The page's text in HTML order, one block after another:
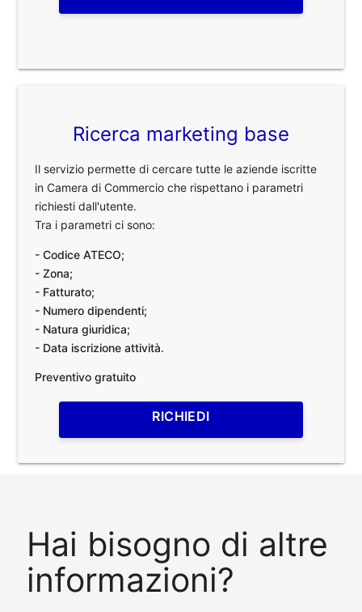
Ricerca marketing base
Il servizio permette di cercare tutte le aziende iscritte
in Camera di Commercio che rispettano i parametri
richiesti dall'utente.
Tra i parametri ci sono:
- Codice ATECO;
- Zona;
- Fatturato;
- Numero dipendenti;
- Natura giuridica;
- Data iscrizione attività.
Preventivo gratuito
RICHIEDI
Hai bisogno di altre
informazioni?